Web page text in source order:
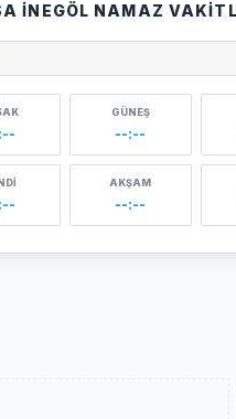
İNEGÖL NAMAZ
GÜNEŞ
--:--
AKŞAM
--:--